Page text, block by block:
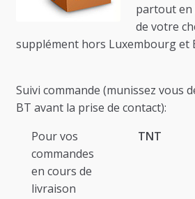
partout en
de votre
supplément hors Luxembourg et
Suivi commande (munissez vous
BT avant la prise de contact):
Pour vos
commandes
en cours de
livraison
TNT